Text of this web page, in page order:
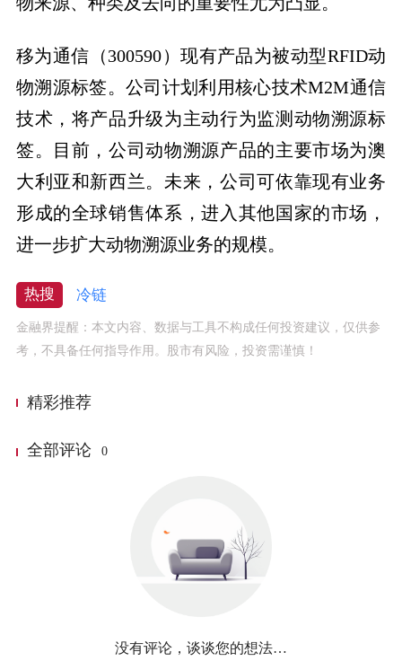
移为通信（300590）现有产品为被动型RFID动
物溯源标签。公司计划利用核心技术M2M通信
技术，将产品升级为主动行为监测动物溯源标
签。目前，公司动物溯源产品的主要市场为澳
大利亚和新西兰。未来，公司可依靠现有业务
形成的全球销售体系，进入其他国家的市场，
进一步扩大动物溯源业务的规模。
热搜 冷链
金融界提醒：本文内容、数据与工具不构成任何投资建议，仅供参
考，不具备任何指导作用。股市有风险，投资需谨慎！
精彩推荐
全部评论 0
没有评论，谈谈您的想法…